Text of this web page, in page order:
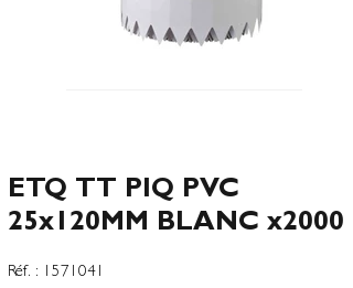
ETQ TT PIQ PVC
25x120MM BLANC x2000
Réf. :
SKU
1571041
1571041